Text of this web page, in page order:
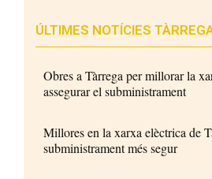
ÚLTIMES NOTÍCIES
Obres a Tàrrega per millorar la
assegurar el subministrament
Millores en la xarxa elèctrica de
subministrament més segur